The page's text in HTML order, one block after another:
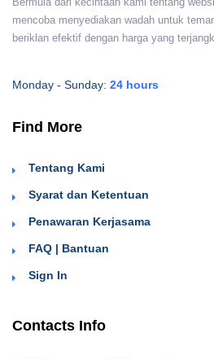
mencoba menyediakan wadah untuk
beriklan efektif dengan harga yang
Monday - Sunday: 24 hours
Find More
Tentang Kami
Syarat dan Ketentuan
Penawaran Kerjasama
FAQ | Bantuan
Sign In
Contacts Info